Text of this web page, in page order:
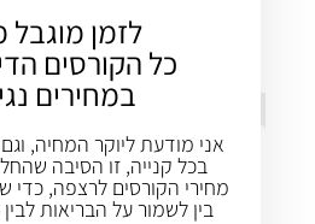
כדורי אורז על מצע
לזמן מוגבל
כל הקורסים
במחירים
אני מודעת ליוקר המחיה,
בכל קנייה, זו הסיבה
מחירי הקורסים לרצפה, כדי
בין לשמור על הבריאות